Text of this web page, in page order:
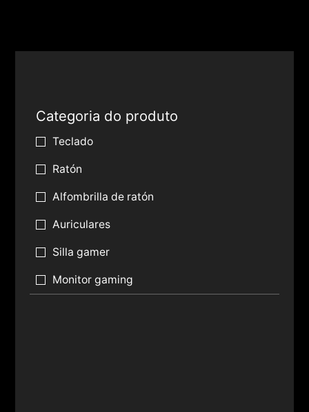
Categoria do produto
Teclado
Ratón
Alfombrilla de ratón
Auriculares
Silla gamer
Monitor gaming